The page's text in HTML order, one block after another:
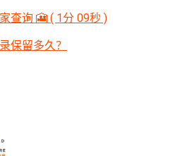
查询 🎦 ( 1分 09秒 )
保留多久？